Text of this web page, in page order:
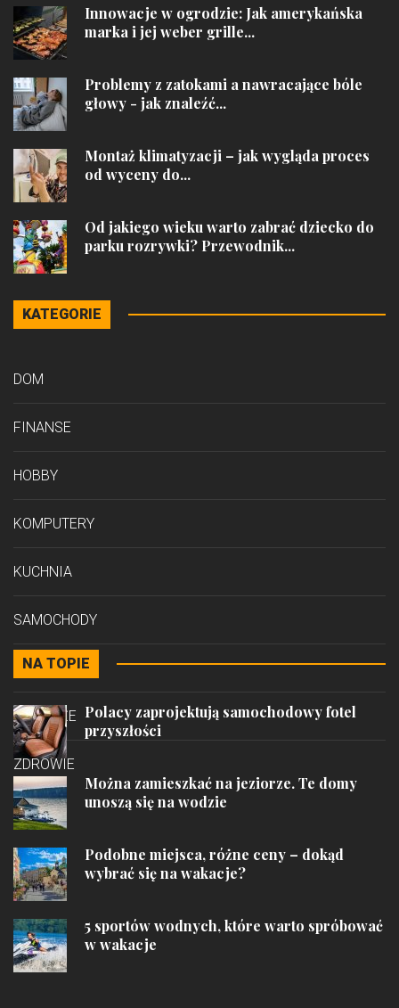
Innowacje w ogrodzie: Jak amerykańska
marka i jej weber grille...
Problemy z zatokami a nawracające bóle
głowy - jak znaleźć...
Montaż klimatyzacji – jak wygląda proces
od wyceny do...
Od jakiego wieku warto zabrać dziecko do
parku rozrywki? Przewodnik...
KATEGORIE
DOM
FINANSE
HOBBY
KOMPUTERY
KUCHNIA
SAMOCHODY
STYL
PODRÓŻE
ZDROWIE
NA TOPIE
Polacy zaprojektują samochodowy fotel
przyszłości
Można zamieszkać na jeziorze. Te domy
unoszą się na wodzie
Podobne miejsca, różne ceny – dokąd
wybrać się na wakacje?
5 sportów wodnych, które warto spróbować
w wakacje